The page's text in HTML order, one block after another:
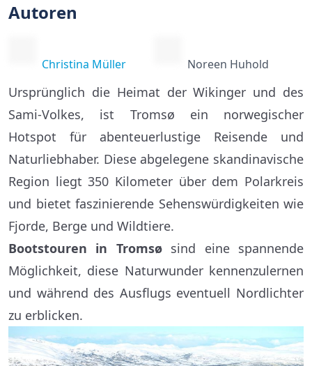
Autoren
Christina Müller Noreen Huhold
Ursprünglich die Heimat der Wikinger und des
Sami-Volkes, ist Tromsø ein norwegischer
Hotspot für abenteuerlustige Reisende und
Naturliebhaber. Diese abgelegene skandinavische
Region liegt 350 Kilometer über dem Polarkreis
und bietet faszinierende Sehenswürdigkeiten wie
Fjorde, Berge und Wildtiere.
Bootstouren in Tromsøsind eine spannende
Möglichkeit, diese Naturwunder kennenzulernen
und während des Ausflugs eventuell Nordlichter
zu erblicken.